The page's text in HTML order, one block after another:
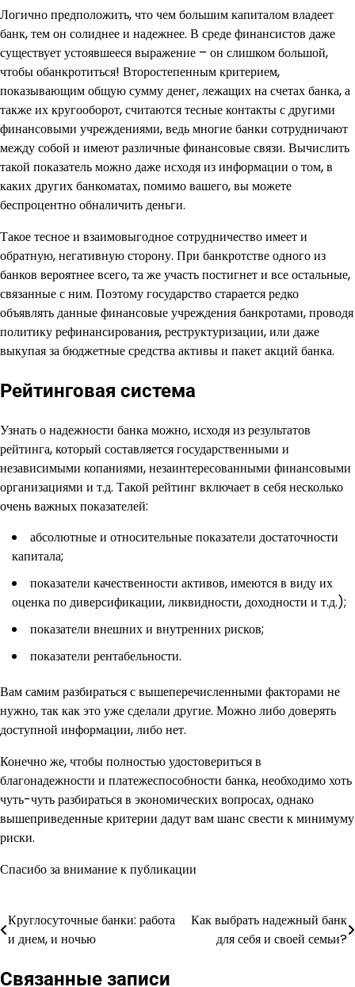
Логично предположить, что чем большим капиталом владеет
банк, тем он солиднее и надежнее. В среде финансистов даже
существует устоявшееся выражение – он слишком большой,
чтобы обанкротиться! Второстепенным критерием,
показывающим общую сумму денег, лежащих на счетах банка, а
также их кругооборот, считаются тесные контакты с другими
финансовыми учреждениями, ведь многие банки сотрудничают
между собой и имеют различные финансовые связи. Вычислить
такой показатель можно даже исходя из информации о том, в
каких других банкоматах, помимо вашего, вы можете
беспроцентно обналичить деньги.
Такое тесное и взаимовыгодное сотрудничество имеет и
обратную, негативную сторону. При банкротстве одного из
банков вероятнее всего, та же участь постигнет и все остальные,
связанные с ним. Поэтому государство старается редко
объявлять данные финансовые учреждения банкротами, проводя
политику рефинансирования, реструктуризации, или даже
выкупая за бюджетные средства активы и пакет акций банка.
Рейтинговая система
Узнать о надежности банка можно, исходя из результатов
рейтинга, который составляется государственными и
независимыми копаниями, незаинтересованными финансовыми
организациями и т.д. Такой рейтинг включает в себя несколько
очень важных показателей:
абсолютные и относительные показатели достаточности
капитала;
показатели качественности активов, имеются в виду их
оценка по диверсификации, ликвидности, доходности и т.д.);
показатели внешних и внутренних рисков;
показатели рентабельности.
Вам самим разбираться с вышеперечисленными факторами не
нужно, так как это уже сделали другие. Можно либо доверять
доступной информации, либо нет.
Конечно же, чтобы полностью удостовериться в
благонадежности и платежеспособности банка, необходимо хоть
чуть-чуть разбираться в экономических вопросах, однако
вышеприведенные критерии дадут вам шанс свести к минимуму
риски.
Спасибо за внимание к публикации
Навигация
по
записям
Круглосуточные банки: работа
и днем, и ночью
Как выбрать надежный банк
для себя и своей семьи?
Связанные записи